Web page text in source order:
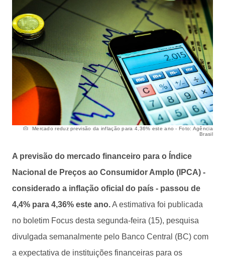
Mercado reduz previsão da inflação para 4,36% este ano - Foto: Agência
Brasil
A previsão do mercado financeiro para o Índice
Nacional de Preços ao Consumidor Amplo (IPCA) -
considerado a inflação oficial do país - passou de
4,4% para 4,36% este ano.A estimativa foi publicada
no boletim Focus desta segunda-feira (15), pesquisa
divulgada semanalmente pelo Banco Central (BC) com
a expectativa de instituições financeiras para os